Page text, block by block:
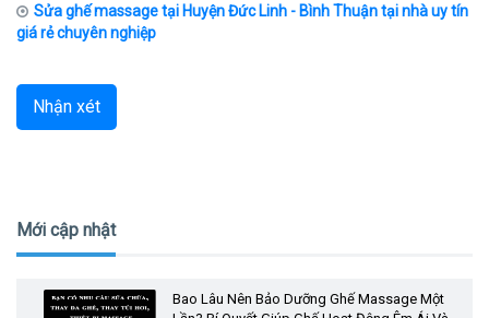
Sửa ghế massage tại Huyện Đức Linh - Bình Thuận tại nhà uy tín
giá rẻ chuyên nghiệp
Nhận xét
Mới cập nhật
Bao Lâu Nên Bảo Dưỡng Ghế Massage Một